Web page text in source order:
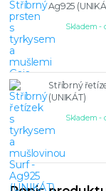
Ag925
Skladem -
Stříbrný
(UNIKÁT)
Skladem -